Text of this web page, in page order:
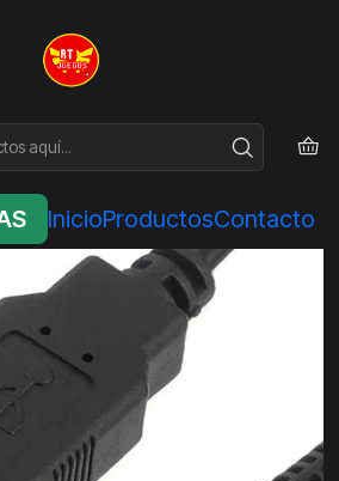
InicioProductosContacto
NINTENDO 3DS/ 3DS XL / DSI /DSI XL
/2SA